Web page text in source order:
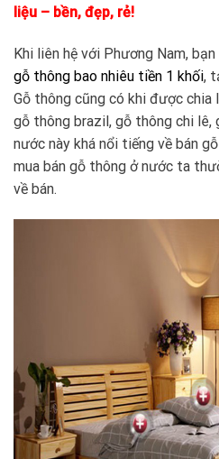
liệu – bền, đẹp, rẻ!
Khi liên hệ với Phương Nam,
gỗ thông bao nhiêu tiền 1 khối,
Gỗ thông cũng có khi được
gỗ thông brazil, gỗ thông chi lê,
nước này khá nổi tiếng về bán
mua bán gỗ thông ở nước ta
về bán.